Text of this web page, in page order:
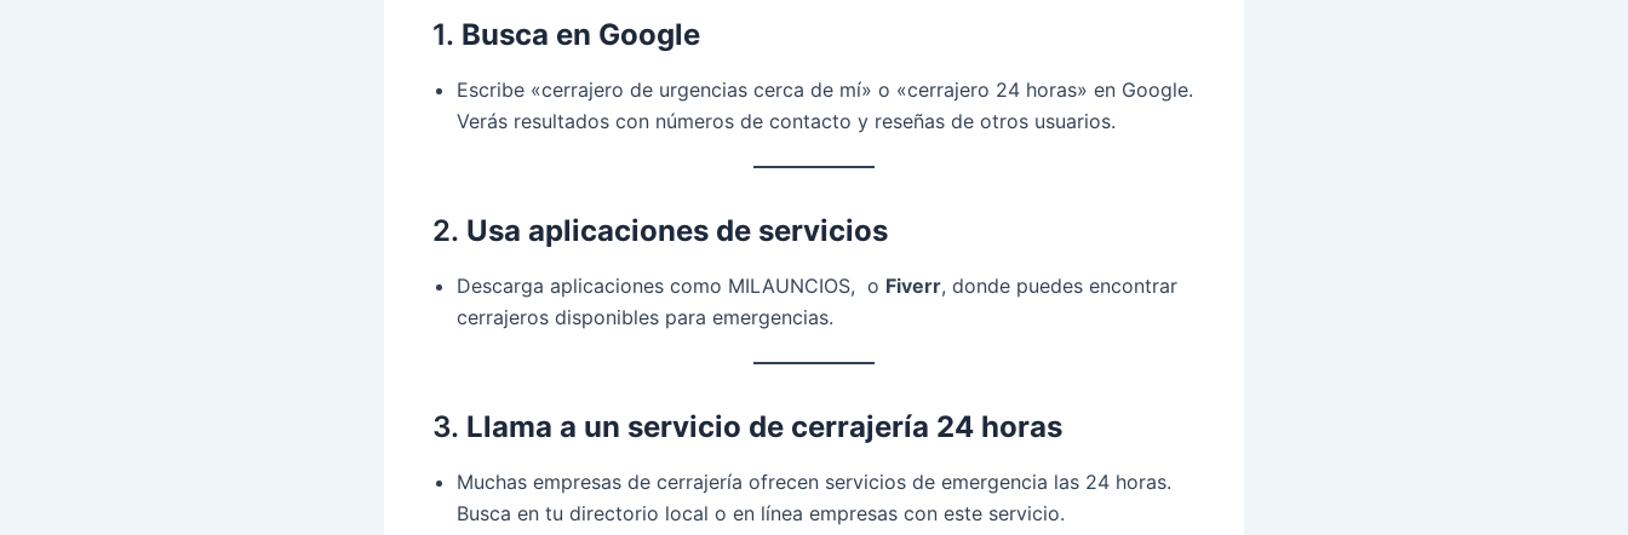
1. Busca en Google
Escribe «cerrajero de urgencias cerca de mí» o «cerrajero 24 horas» en Google.
Verás resultados con números de contacto y reseñas de otros usuarios.
2. Usa aplicaciones de servicios
Descarga aplicaciones como MILAUNCIOS, o Fiverr, donde puedes encontrar
cerrajeros disponibles para emergencias.
3. Llama a un servicio de cerrajería 24 horas
Muchas empresas de cerrajería ofrecen servicios de emergencia las 24 horas.
Busca en tu directorio local o en línea empresas con este servicio.